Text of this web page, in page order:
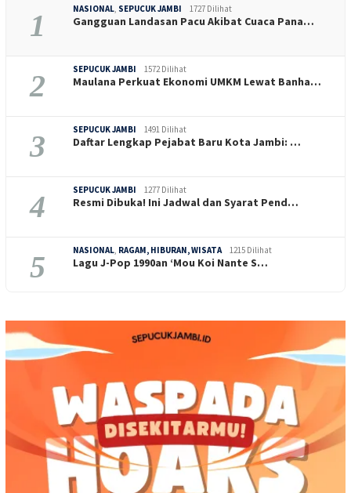
1 NASIONAL, SEPUCUK JAMBI 1727 Dilihat
Gangguan Landasan Pacu Akibat Cuaca Pana…
2 SEPUCUK JAMBI 1572 Dilihat
Maulana Perkuat Ekonomi UMKM Lewat Banha…
3 SEPUCUK JAMBI 1491 Dilihat
Daftar Lengkap Pejabat Baru Kota Jambi: …
4 SEPUCUK JAMBI 1277 Dilihat
Resmi Dibuka! Ini Jadwal dan Syarat Pend…
5 NASIONAL, RAGAM, HIBURAN, WISATA 1215 Dilihat
Lagu J-Pop 1990an ‘Mou Koi Nante S…